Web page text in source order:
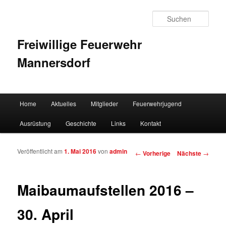
Freiwillige Feuerwehr
Mannersdorf
Zum Inhalt wechseln
Zum sekundären Inhalt wechseln
Home Aktuelles Mitglieder Feuerwehrjugend
Ausrüstung Geschichte Links Kontakt
Artikelnavigation
← Vorherige Nächste →
Maibaumaufstellen 2016 –
30. April
Veröffentlicht am1. Mai 2016vonadmin